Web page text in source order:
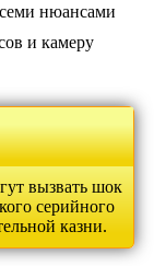
нюансами
и камеру
вызвать шок
серийного
казни.